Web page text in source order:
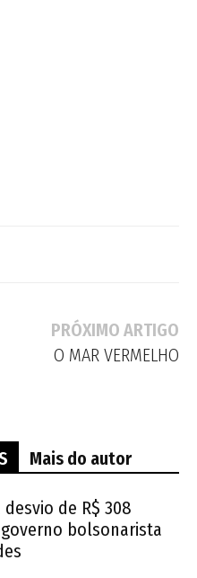
PRÓXIMO ARTIGO
O MAR VERMELHO
Mais do autor
desvio de R$ 308
bolsonarista